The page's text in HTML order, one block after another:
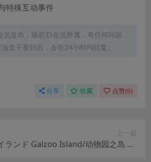
特殊互动事件
员发布，版权归会员所属，有任何问题，
盒子看到后，会在24小时内回复。
分享 收藏 点赞(0)
上一篇
ランド Galzoo Island/动物园之岛 PC